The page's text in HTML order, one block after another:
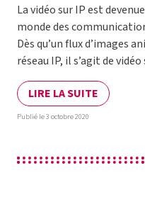
La vidéo sur IP est
monde des
Dès qu’un flux d’images
réseau IP, il s’agit de vidéo
LIRE LA SUITE
Publié le 3 octobre 2020